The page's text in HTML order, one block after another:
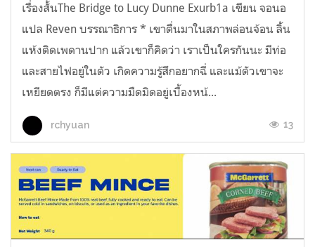
เรื่องสั้นThe Bridge to Lucy Dunne Exurb1a เขียน จอนอ
แปล Reven บรรณาธิการ * เขาตื่นมาในสภาพล่อนจ้อน ลิ้น
แห้งติดเพดานปาก แล้วเขาก็คิดว่า เราเป็นใครกันนะ มีท่อ
และสายไฟอยู่ในตัว เกิดความรู้สึกอยากฉี่ และแม้ตัวเขาจะ
เหยียดตรง ก็มีแต่ความมืดมิดอยู่เบื้องหน้...
rchyuan 13